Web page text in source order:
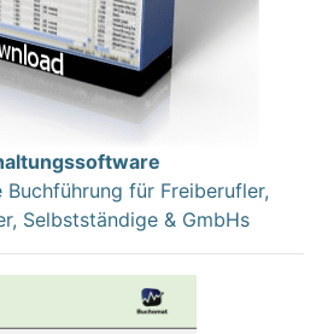
Buchführung für Freiberufler,
Selbstständige & GmbHs